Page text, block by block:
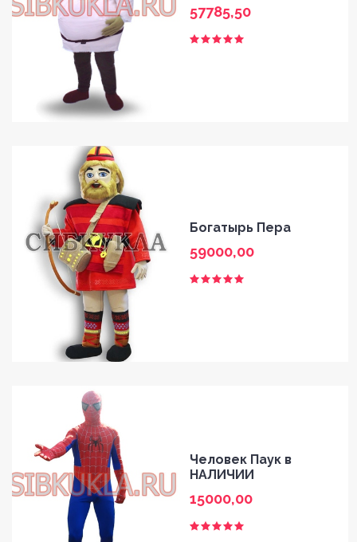
57785,50
Богатырь Пера
59000,00
Человек Паук в
НАЛИЧИИ
15000,00